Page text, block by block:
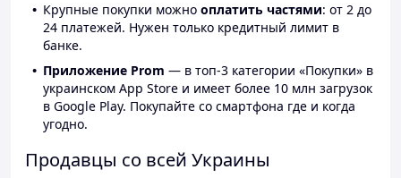
Крупные покупки можно оплатить частями: от 2 до
24 платежей. Нужен только кредитный лимит в
банке.
Приложение Prom — в топ-3 категории «Покупки» в
украинском App Store и имеет более 10 млн загрузок
в Google Play. Покупайте со смартфона где и когда
угодно.
Продавцы со всей Украины